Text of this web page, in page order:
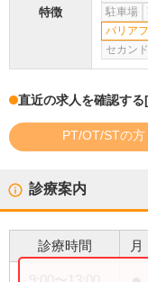
特徴
駐車場
バリア
セカン
直近の求人を確認する
PT/OT/STの方
診療案内
診療時間 月